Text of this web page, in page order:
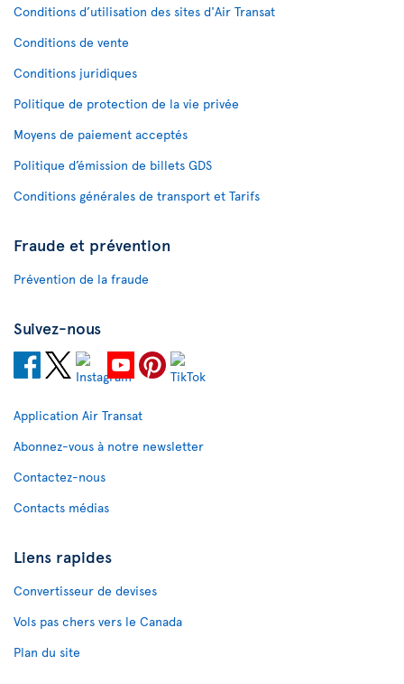
Conditions d’utilisation des sites d'Air Transat
Conditions de vente
Conditions juridiques
Politique de protection de la vie privée
Moyens de paiement acceptés
Politique d’émission de billets GDS
Conditions générales de transport et Tarifs
Fraude et prévention
Prévention de la fraude
Suivez-nous
Application Air Transat
Abonnez-vous à notre newsletter
Contactez-nous
Contacts médias
Liens rapides
Convertisseur de devises
Vols pas chers vers le Canada
Plan du site